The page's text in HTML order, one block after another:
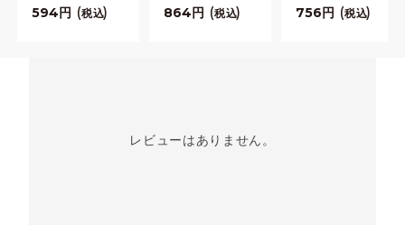
594 税込 864 税込 756 税込
レビューはありません。